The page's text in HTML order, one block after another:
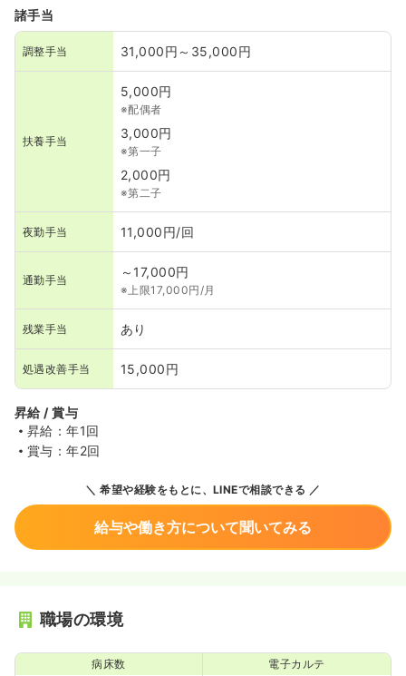
諸手当
調整手当 31,000円～35,000円
扶養手当
5,000円
※配偶者
3,000円
※第一子
2,000円
※第二子
夜勤手当 11,000円/回
通勤手当
～17,000円
※上限17,000円/月
残業手当 あり
処遇改善手当 15,000円
昇給 / 賞与
昇給：年1回
賞与：年2回
希望や経験をもとに、LINEで相談できる
給与や働き方について聞いてみる
職場の環境
病床数 電子カルテ